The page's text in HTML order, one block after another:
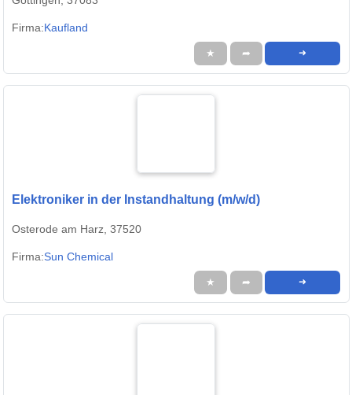
Firma:Kaufland
★ ➦ ➜
Elektroniker in der Instandhaltung (m/w/d)
Osterode am Harz, 37520
Firma:Sun Chemical
★ ➦ ➜